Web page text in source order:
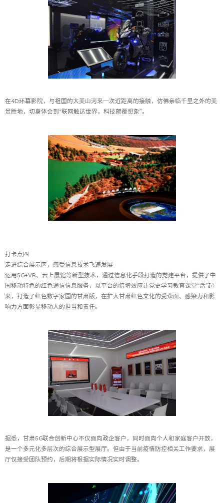
在4D环幕影院，与祖国的大美山河来一次近距离的接触，仿佛亲临千里之外的美
景胜地，切身体会到“联网触达世界，科技颠覆想象”。
打卡点四
走进综合展示区，感受信息技术飞速发展
运用5G+VR、云上展馆等新型技术，通过信息化手段打造的党建平台，提供了中
国移动特色的红色通信信息服务，以平台的倍增效应让党史学习教育课堂“活”起
来，打造了红色数字家园的甘肃版，在扩大甘肃红色文化的受众面、感染力和影
响力方面彰显移动人的担当和责任。
据悉，甘肃5G联合创新中心不仅面向政企客户，同时面向个人和家庭客户开放，
是一个多元化多层次的综合展示型展厅。但由于当前疫情防控相关工作要求，展
厅仅接受团队预约，后期将根据实际情况实时调整。